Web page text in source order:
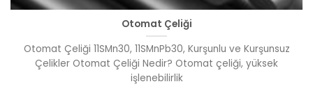
Otomat Çeliği
Otomat Çeliği 11SMn30, 11SMnPb30, Kurşunlu ve Kurşunsuz
Çelikler Otomat Çeliği Nedir? Otomat çeliği, yüksek
işlenebilirlik